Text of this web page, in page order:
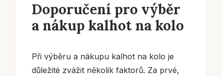
Doporučení pro výběr
a nákup kalhot na kolo
Při výběru a nákupu kalhot na kolo je
důležité zvážit několik faktorů. Za prvé,